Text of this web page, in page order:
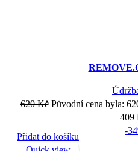
620Kč Původní cena byla:
409
-
Přidat do košíku
Quick view